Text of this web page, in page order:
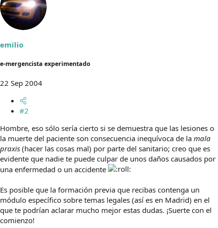
emilio
e-mergencista experimentado
22 Sep 2004
#2
Hombre, eso sólo sería cierto si se demuestra que las lesiones o
la muerte del paciente son consecuencia inequívoca de la mala
praxis (hacer las cosas mal) por parte del sanitario; creo que es
evidente que nadie te puede culpar de unos daños causados por
una enfermedad o un accidente
Es posible que la formación previa que recibas contenga un
módulo específico sobre temas legales (así es en Madrid) en el
que te podrían aclarar mucho mejor estas dudas. ¡Suerte con el
comienzo!